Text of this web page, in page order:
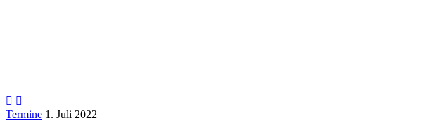
 
Termine 1. Juli 2022